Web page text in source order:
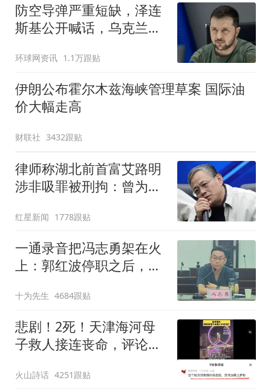
防空导弹严重短缺，泽连
斯基公开喊话，乌克兰失
环球网资讯 1.1万跟贴
伊朗公布霍尔木兹海峡管理草案 国际油
价大幅走高
财联社 3432跟贴
律师称湖北前首富艾路明
涉非吸罪被刑拘：曾为博
产
红星新闻 1778跟贴
一通录音把冯志勇架在火
上：郭红波停职之后，还
十为先生 4684跟贴
悲剧！2死！天津海河母
子救人接连丧命，评论区
风口浪尖
火山詩话 4251跟贴